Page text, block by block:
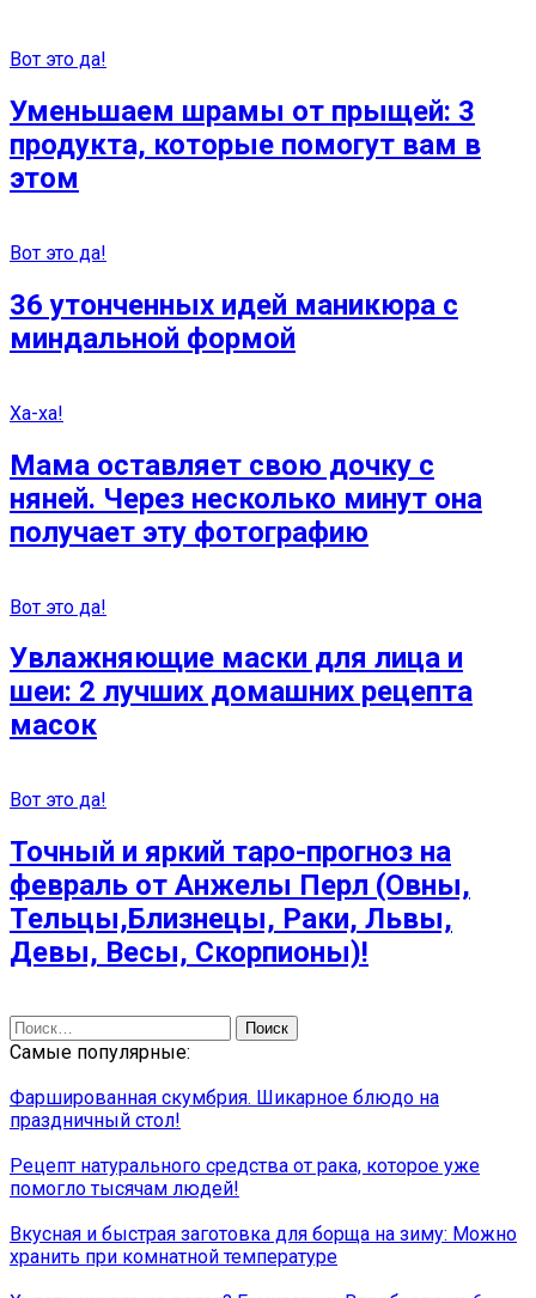
Вот это да!
Уменьшаем шрамы от прыщей: 3
продукта, которые помогут вам в
этом
Вот это да!
36 утонченных идей маникюра с
миндальной формой
Ха-ха!
Мама оставляет свою дочку с
няней. Через несколько минут она
получает эту фотографию
Вот это да!
Увлажняющие маски для лица и
шеи: 2 лучших домашних рецепта
масок
Вот это да!
Точный и яркий таро-прогноз на
февраль от Анжелы Перл (Овны,
Тельцы,Близнецы, Раки, Львы,
Девы, Весы, Скорпионы)!
Найти:
Самые популярные:
Фаршированная скумбрия. Шикарное блюдо на
праздничный стол!
Рецепт натурального средства от рака, которое уже
помогло тысячам людей!
Вкусная и быстрая заготовка для борща на зиму: Можно
хранить при комнатной температуре